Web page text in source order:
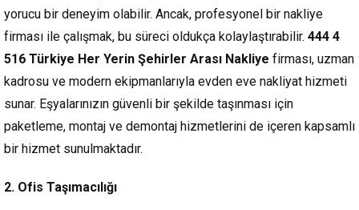
yorucu bir deneyim olabilir. Ancak, profesyonel bir nakliye
firması ile çalışmak, bu süreci oldukça kolaylaştırabilir. 444 4
516 Türkiye Her Yerin Şehirler Arası Nakliye firması, uzman
kadrosu ve modern ekipmanlarıyla evden eve nakliyat hizmeti
sunar. Eşyalarınızın güvenli bir şekilde taşınması için
paketleme, montaj ve demontaj hizmetlerini de içeren kapsamlı
bir hizmet sunulmaktadır.
2. Ofis Taşımacılığı